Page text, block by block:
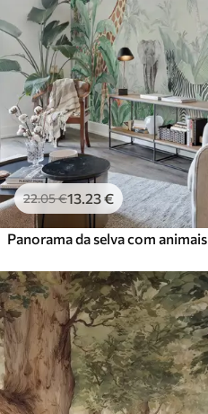
22.05€13 .23€
Panorama da selva com animais